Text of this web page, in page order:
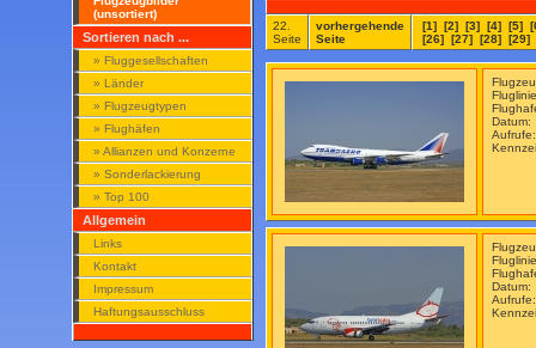
(unsortiert)
Sortieren nach ...
» Fluggesellschaften
» Länder
» Flugzeugtypen
» Flughäfen
» Allianzen und Konzerne
» Sonderlackierung
» Top 100
Allgemein
Links
Kontakt
Impressum
Haftungsausschluss
22.
Seite
vorhergehende
Seite
[1] [2] [3] [4] [5]
[26] [27] [28] [29]
Datum:
Datum: